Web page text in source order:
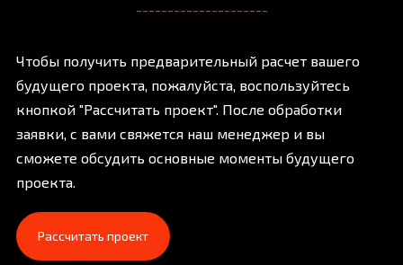
---------------------
Чтобы получить предварительный расчет вашего
будущего проекта, пожалуйста, воспользуйтесь
кнопкой "Рассчитать проект". После обработки
заявки, с вами свяжется наш менеджер и вы
сможете обсудить основные моменты будущего
проекта.
Рассчитать проект